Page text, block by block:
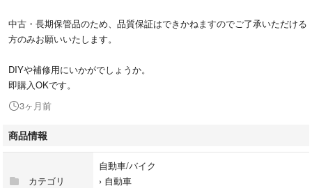
中古・長期保管品のため、品質保証はできかねますのでご了承いただける
方のみお願いいたします。
DIYや補修用にいかがでしょうか。
即購入OKです。
3ヶ月前
商品情報
カテゴリ
自動車/バイク
› 自動車